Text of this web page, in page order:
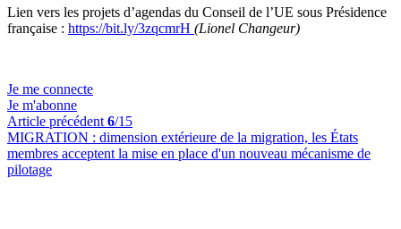
Lien vers les projets d’agendas du Conseil de l’UE sous Présidence
française : https://bit.ly/3zqcmrH (Lionel Changeur)
Je me connecte
Je m'abonne
Article précédent 6/15
MIGRATION : dimension extérieure de la migration, les États
membres acceptent la mise en place d'un nouveau mécanisme de
pilotage